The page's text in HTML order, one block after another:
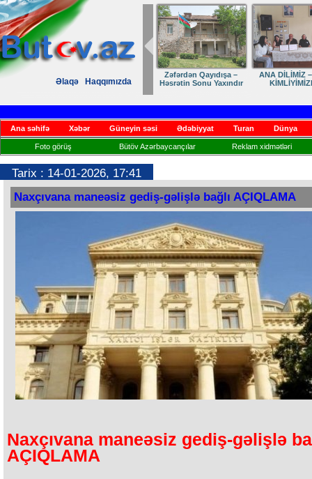
Əlaqə Haqqımızda
Həsrətin Sonu Yaxındır
ANA DİLİMİZ – MİLLİ
KİMLİYİMİZDİR
Ruhumuzun manifesti
Ana səhifə Xəbər Güneyin səsi Ədəbiyyat Turan Dünya
Foto görüş Bütöv Azərbaycançılar Reklam xidmətləri
Tarix : 14-01-2026, 17:41
Naxçıvana maneəsiz gediş-gəlişlə bağlı AÇIQLAMA
Naxçıvana maneəsiz gediş-gəlişlə
AÇIQLAMA